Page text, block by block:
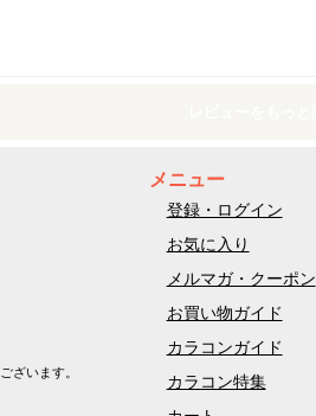
ざいます。
メニュー
登録・ログイン
お気に入り
メルマガ・クーポン
お買い物ガイド
カラコンガイド
カラコン特集